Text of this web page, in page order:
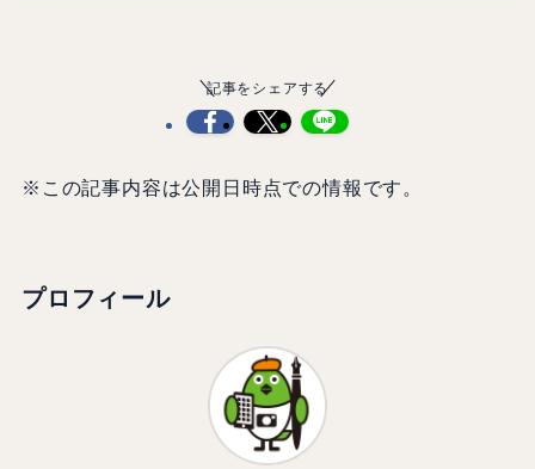
記事をシェアする
※この記事内容は公開日時点での情報です。
プロフィール